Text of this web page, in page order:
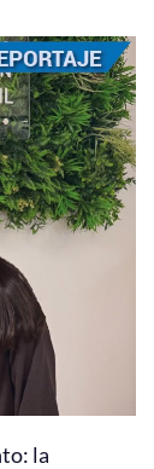
la